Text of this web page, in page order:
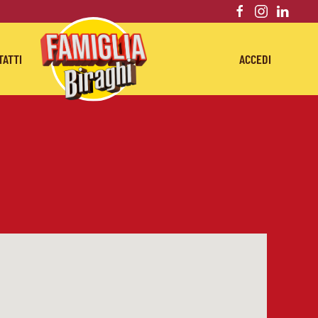
ACCEDI